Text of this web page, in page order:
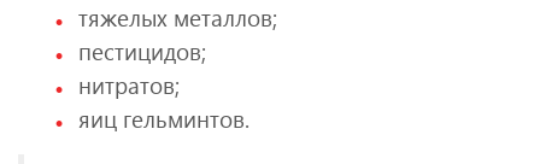
тяжелых металлов;
пестицидов;
нитратов;
яиц гельминтов.